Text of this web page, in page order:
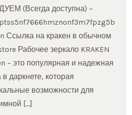
(Всегда доступна) –
Ссылка на кракен в обычном
Рабочее зеркало KRAKEN
– это популярная и надежная
даркнете, которая
возможности для
[…]